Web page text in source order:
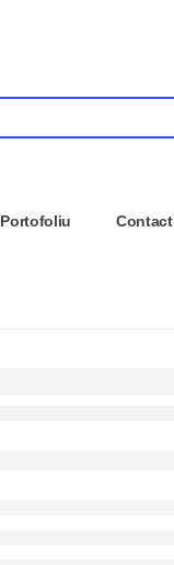
Portofoliu Contact